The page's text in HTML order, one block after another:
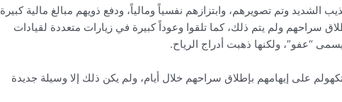
الشديد وتم تصويرهم، وابتزازهم نفسياً ومالياً، ودفع ذويهم مبالغ مالية كبيرة
سراحهم ولم يتم ذلك، كما تلقوا وعوداً كبيرة في زيارات متعددة لقيادات
“عفو”، ولكنها ذهبت أدراج الرياح.
على إيهامهم بإطلاق سراحهم خلال أيام، ولم يكن ذلك إلا وسيلة جديدة